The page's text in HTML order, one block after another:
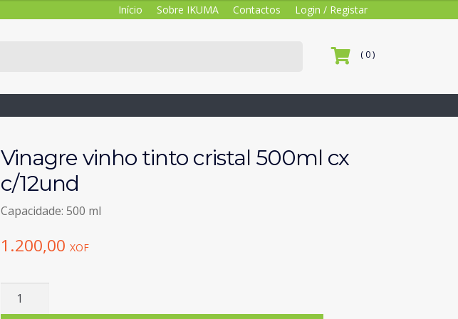
Início Sobre IKUMA Contactos Login / Registar
( 0 )
Vinagre vinho tinto cristal 500ml cx
c/12und
Capacidade: 500 ml
1.200,00 XOF
Quantidade